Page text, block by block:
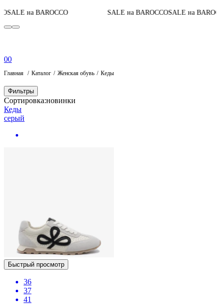
на BAROCCO SALE на BAROCCOSALE на BAROCCO
00
Главная Каталог Женская обувь Кеды
Фильтры
Сортировка:новинки
Кеды
серый
Быстрый просмотр
36
37
41